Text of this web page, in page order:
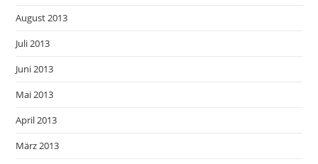
August 2013
Juli 2013
Juni 2013
Mai 2013
April 2013
März 2013